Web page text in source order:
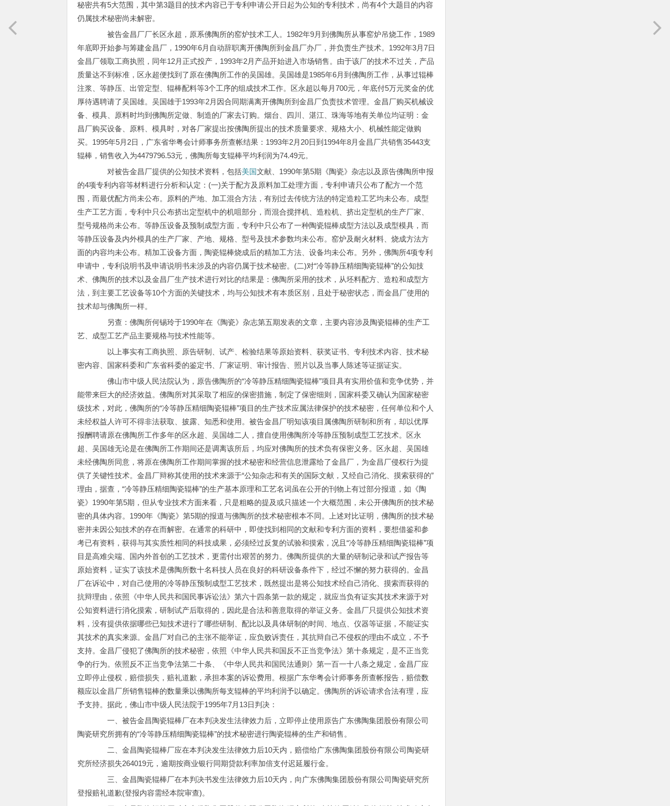
秘密共有5大范围，其中第3题目的技术内容已于专利申请公开日起为公知的专利技术，尚有4个大题目的内容
仍属技术秘密尚未解密。
被告金昌厂厂长区永超，原系佛陶所的窑炉技术工人。1982年9月到佛陶所从事窑炉吊烧工作，1989
年底即开始参与筹建金昌厂，1990年6月自动辞职离开佛陶所到金昌厂办厂，并负责生产技术。1992年3月7日
金昌厂领取工商执照，同年12月正式投产，1993年2月产品开始进入市场销售。由于该厂的技术不过关，产品
质量达不到标准，区永超便找到了原在佛陶所工作的吴国雄。吴国雄是1985年6月到佛陶所工作，从事过辊棒
注浆、等静压、出管定型、辊棒配料等3个工序的组成技术工作。区永超以每月700元，年底付5万元奖金的优
厚待遇聘请了吴国雄。吴国雄于1993年2月因合同期满离开佛陶所到金昌厂负责技术管理。金昌厂购买机械设
备、模具、原料时均到佛陶所定做、制造的厂家去订购。烟台、四川、湛江、珠海等地有关单位均证明：金
昌厂购买设备、原料、模具时，对各厂家提出按佛陶所提出的技术质量要求、规格大小、机械性能定做购
买。1995年5月2日，广东省华粤会计师事务所查帐结果：1993年2月20日到1994年8月金昌厂共销售35443支
辊棒，销售收入为4479796.53元，佛陶所每支辊棒平均利润为74.49元。
对被告金昌厂提供的公知技术资料，包括美国文献、1990年第5期《陶瓷》杂志以及原告佛陶所申报
的4项专利内容等材料进行分析和认定：(一)关于配方及原料加工处理方面，专利申请只公布了配方一个范
围，而最优配方尚未公布。原料的产地、加工混合方法，有别过去传统方法的特定造粒工艺均未公布。成型
生产工艺方面，专利中只公布挤出定型机中的机咀部分，而混合搅拌机、造粒机、挤出定型机的生产厂家、
型号规格尚未公布。等静压设备及预制成型方面，专利中只公布了一种陶瓷辊棒成型方法以及成型模具，而
等静压设备及内外模具的生产厂家、产地、规格、型号及技术参数均未公布。窑炉及耐火材料、烧成方法方
面的内容均未公布。精加工设备方面，陶瓷辊棒烧成后的精加工方法、设备均未公布。另外，佛陶所4项专利
申请中，专利说明书及申请说明书未涉及的内容仍属于技术秘密。(二)对“冷等静压精细陶瓷辊棒”的公知技
术、佛陶所的技术以及金昌厂生产技术进行对比的结果是：佛陶所采用的技术，从坯料配方、造粒和成型方
法，到主要工艺设备等10个方面的关键技术，均与公知技术有本质区别，且处于秘密状态，而金昌厂使用的
技术却与佛陶所一样。
另查：佛陶所何锡玲于1990年在《陶瓷》杂志第五期发表的文章，主要内容涉及陶瓷辊棒的生产工
艺、成型工艺产品主要规格与技术性能等。
以上事实有工商执照、原告研制、试产、检验结果等原始资料、获奖证书、专利技术内容、技术秘
密内容、国家科委和广东省科委的鉴定书、厂家证明、审计报告、照片以及当事人陈述等证据证实。
佛山市中级人民法院认为，原告佛陶所的“冷等静压精细陶瓷辊棒”项目具有实用价值和竞争优势，并
能带来巨大的经济效益。佛陶所对其采取了相应的保密措施，制定了保密细则，国家科委又确认为国家秘密
级技术，对此，佛陶所的“冷等静压精细陶瓷辊棒”项目的生产技术应属法律保护的技术秘密，任何单位和个人
未经权益人许可不得非法获取、披露、知悉和使用。被告金昌厂明知该项目属佛陶所研制和所有，却以优厚
报酬聘请原在佛陶所工作多年的区永超、吴国雄二人，擅自使用佛陶所冷等静压预制成型工艺技术。区永
超、吴国雄无论是在佛陶所工作期间还是调离该所后，均应对佛陶所的技术负有保密义务。区永超、吴国雄
未经佛陶所同意，将原在佛陶所工作期间掌握的技术秘密和经营信息泄露给了金昌厂，为金昌厂侵权行为提
供了关键性技术。金昌厂辩称其使用的技术来源于“公知杂志和有关的国际文献，又经自己消化、摸索获得的”
理由，据查，“冷等静压精细陶瓷辊棒”的生产基本原理和工艺名词虽在公开的刊物上有过部分报道，如《陶
瓷》1990年第5期，但从专业技术方面来看，只是粗略的提及或只描述一个大概范围，未公开佛陶所的技术秘
密的具体内容。1990年《陶瓷》第5期的报道与佛陶所的技术秘密根本不同。上述对比证明，佛陶所的技术秘
密并未因公知技术的存在而解密。在通常的科研中，即使找到相同的文献和专利方面的资料，要想借鉴和参
考已有资料，获得与其实质性相同的科技成果，必须经过反复的试验和摸索，况且“冷等静压精细陶瓷辊棒”项
目是高难尖端、国内外首创的工艺技术，更需付出艰苦的努力。佛陶所提供的大量的研制记录和试产报告等
原始资料，证实了该技术是佛陶所数十名科技人员在良好的科研设备条件下，经过不懈的努力获得的。金昌
厂在诉讼中，对自己使用的冷等静压预制成型工艺技术，既然提出是将公知技术经自己消化、摸索而获得的
抗辩理由，依照《中华人民共和国民事诉讼法》第六十四条第一款的规定，就应当负有证实其技术来源于对
公知资料进行消化摸索，研制试产后取得的，因此是合法和善意取得的举证义务。金昌厂只提供公知技术资
料，没有提供依据哪些已知技术进行了哪些研制、配比以及具体研制的时间、地点、仪器等证据，不能证实
其技术的真实来源。金昌厂对自己的主张不能举证，应负败诉责任，其抗辩自己不侵权的理由不成立，不予
支持。金昌厂侵犯了佛陶所的技术秘密，依照《中华人民共和国反不正当竞争法》第十条规定，是不正当竞
争的行为。依照反不正当竞争法第二十条、《中华人民共和国民法通则》第一百一十八条之规定，金昌厂应
立即停止侵权，赔偿损失，赔礼道歉，承担本案的诉讼费用。根据广东华粤会计师事务所查帐报告，赔偿数
额应以金昌厂所销售辊棒的数量乘以佛陶所每支辊棒的平均利润予以确定。佛陶所的诉讼请求合法有理，应
予支持。据此，佛山市中级人民法院于1995年7月13日判决：
一、被告金昌陶瓷辊棒厂在本判决发生法律效力后，立即停止使用原告广东佛陶集团股份有限公司
陶瓷研究所拥有的“冷等静压精细陶瓷辊棒”的技术秘密进行陶瓷辊棒的生产和销售。
二、金昌陶瓷辊棒厂应在本判决发生法律效力后10天内，赔偿给广东佛陶集团股份有限公司陶瓷研
究所经济损失264019元，逾期按商业银行同期贷款利率加倍支付迟延履行金。
三、金昌陶瓷辊棒厂在本判决书发生法律效力后10天内，向广东佛陶集团股份有限公司陶瓷研究所
登报赔礼道歉(登报内容需经本院审查)。